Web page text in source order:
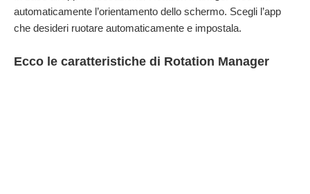
automaticamente l’orientamento dello schermo. Scegli l’app
che desideri ruotare automaticamente e impostala.
Ecco le caratteristiche di Rotation Manager